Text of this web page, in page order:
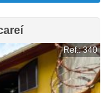
Ref.: 340